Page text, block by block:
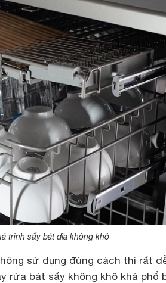
trình sấy bát đĩa không khô
sử dụng đúng cách thì rất
rửa bát sấy không khô khá phổ